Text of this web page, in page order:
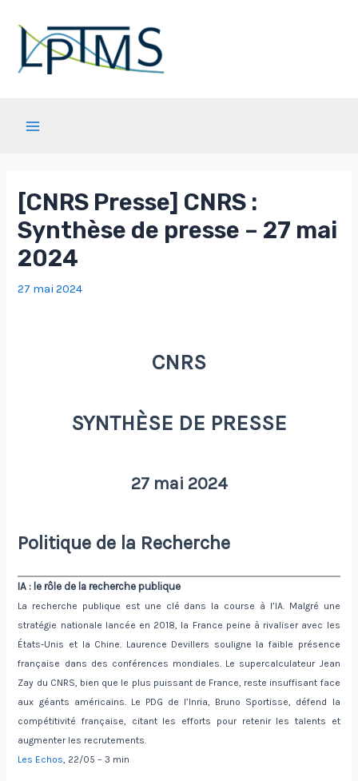
contenu
[CNRS Presse] CNRS :
Synthèse de presse – 27 mai
2024
27 mai 2024
CNRS
SYNTHÈSE DE PRESSE
27 mai 2024
Politique de la Recherche
IA : le rôle de la recherche publique
La recherche publique est une clé dans la course à l’IA. Malgré une
stratégie nationale lancée en 2018, la France peine à rivaliser avec les
États-Unis et la Chine. Laurence Devillers souligne la faible présence
française dans des conférences mondiales. Le supercalculateur Jean
Zay du CNRS, bien que le plus puissant de France, reste insuffisant face
aux géants américains. Le PDG de l’Inria, Bruno Sportisse, défend la
compétitivité française, citant les efforts pour retenir les talents et
augmenter les recrutements.
Les Echos, 22/05 – 3 min